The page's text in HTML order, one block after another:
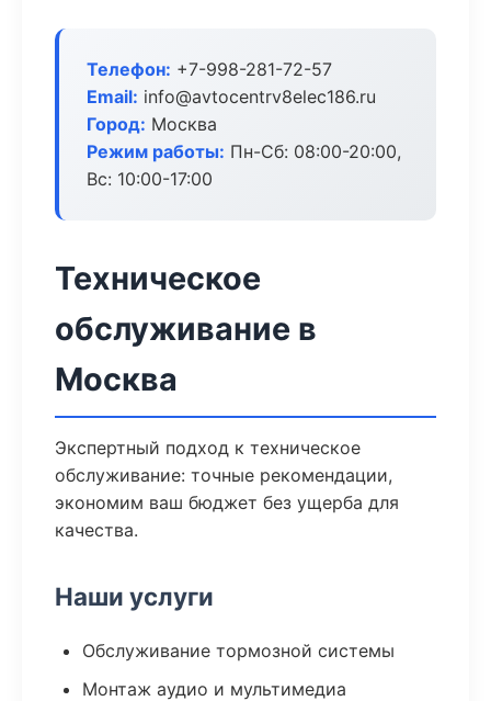
Телефон: +7-998-281-72-57
Email: info@avtocentrv8elec186.ru
Город: Москва
Режим работы: Пн-Сб: 08:00-20:00,
Вс: 10:00-17:00
Техническое
обслуживание в
Москва
Экспертный подход к техническое
обслуживание: точные рекомендации,
экономим ваш бюджет без ущерба для
качества.
Наши услуги
Обслуживание тормозной системы
Монтаж аудио и мультимедиа